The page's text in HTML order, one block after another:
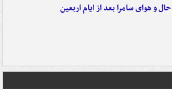
حال و هوای سامرا بعد از ایام اربعین